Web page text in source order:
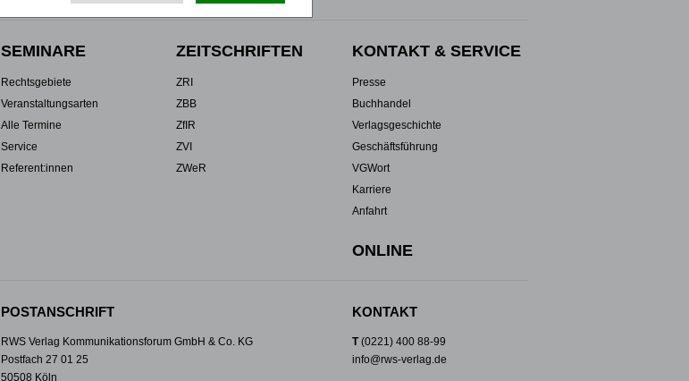
SEMINARE
Rechtsgebiete
Veranstaltungsarten
Alle Termine
Service
Referent:innen
ZEITSCHRIFTEN
ZRI
ZBB
ZfIR
ZVI
ZWeR
KONTAKT & SERVICE
Presse
Buchhandel
Verlagsgeschichte
Geschäftsführung
VGWort
Karriere
Anfahrt
ONLINE
POSTANSCHRIFT
RWS Verlag Kommunikationsforum GmbH & Co. KG
Postfach 27 01 25
50508 Köln
KONTAKT
T(0221) 400 88-99
info@rws-verlag.de